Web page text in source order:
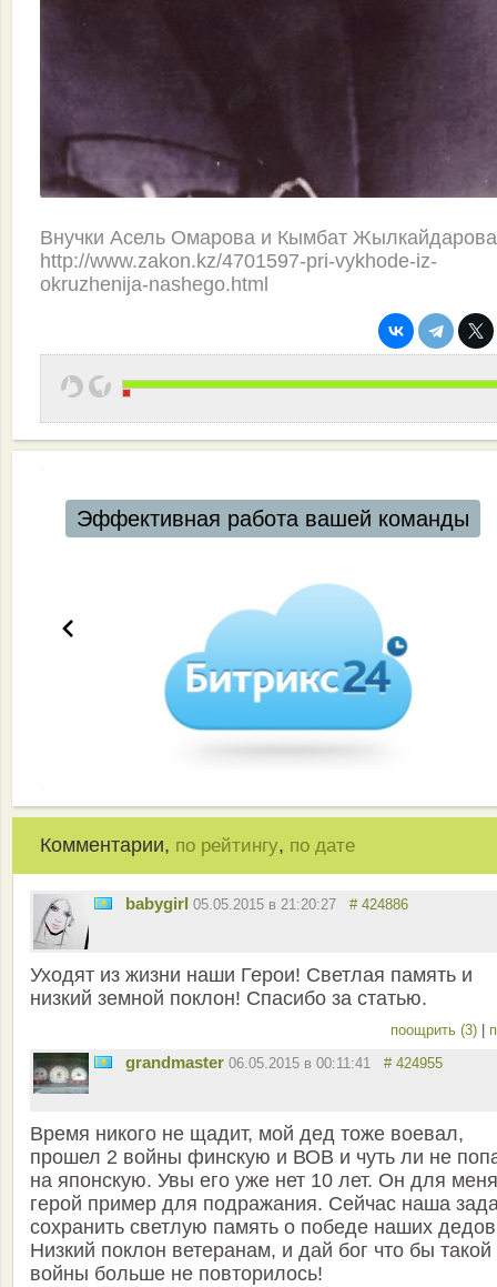
Внучки Асель Омарова и Кымбат Жылкайдарова
http://www.zakon.kz/4701597-pri-vykhode-iz-
okruzhenija-nashego.html
Эффективная работа вашей команды
Комментарии, по рейтингу, по дате
babygirl 05.05.2015 в 21:20:27 # 424886
Уходят из жизни наши Герои! Светлая память и
низкий земной поклон! Спасибо за статью.
поощрить (3)
grandmaster 06.05.2015 в 00:11:41 # 424955
Время никого не щадит, мой дед тоже воевал,
прошел 2 войны финскую и ВОВ и чуть ли не
на японскую. Увы его уже нет 10 лет. Он для меня
герой пример для подражания. Сейчас наша
сохранить светлую память о победе наших
Низкий поклон ветеранам, и дай бог что бы такой
войны больше не повторилось!